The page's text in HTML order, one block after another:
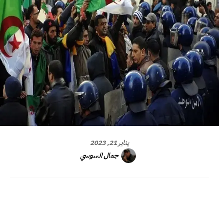
يناير 21, 2023
جمال السوسي